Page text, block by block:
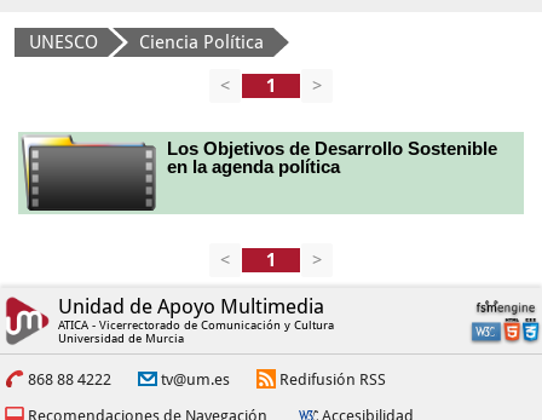
UNESCO
Ciencia Política
<
>
Los Objetivos de Desarrollo Sostenible
en la agenda política
< >
Unidad de Apoyo Multimedia
ATICA - Vicerrectorado de Comunicación y Cultura
Universidad de Murcia
868 88 4222 tv@um.es
Redifusión RSS
Recomendaciones de Navegación
Accesibilidad